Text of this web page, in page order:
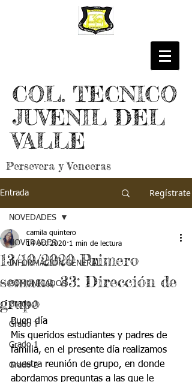
COL. TECNICO
JUVENIL DEL
VALLE
Persevera y Venceras
Entrada Regístrate
NOVEDADES
INFORMACIÓN GENERAL
COMUNICADOS
Grado J
Grado T
Grado 1
Grado 2
NOVEDADES
13/10/2020 Primero
semana 33: Dirección de
grupo
camila quintero
14 oct 2020 1 min de lectura
Buen día
Mis queridos estudiantes y padres de
familia, en el presente día realizamos
nuestra reunión de grupo, en donde
abordamos preguntas a las que le